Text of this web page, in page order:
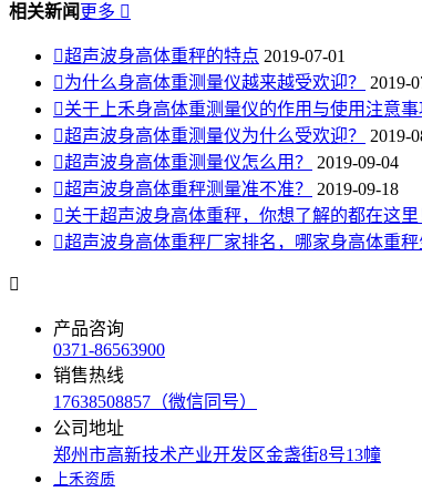
相关新闻 更多 
超声波身高体重秤的特点 2019-07-01
为什么身高体重测量仪越来越受欢迎？
2019-
关于上禾身高体重测量仪的作用与使用注意事
超声波身高体重测量仪为什么受欢迎？
2019-
超声波身高体重测量仪怎么用？
2019-09-04
超声波身高体重秤测量准不准？
2019-09-18
关于超声波身高体重秤，你想了解的都在这里
超声波身高体重秤厂家排名，哪家身高体重

产品咨询
0371-86563900
销售热线
17638508857（微信同号）
公司地址
郑州市高新技术产业开发区金盏街8号13幢
上禾资质